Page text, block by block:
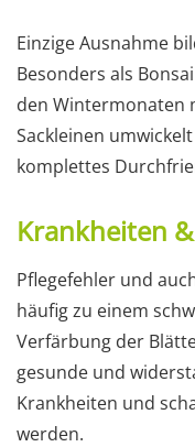
Einzige Ausnahme
Besonders als
den Wintermonaten
Sackleinen
komplettes
Krankheiten
Pflegefehler und
häufig zu einem
Verfärbung der
gesunde und
Krankheiten und
werden.